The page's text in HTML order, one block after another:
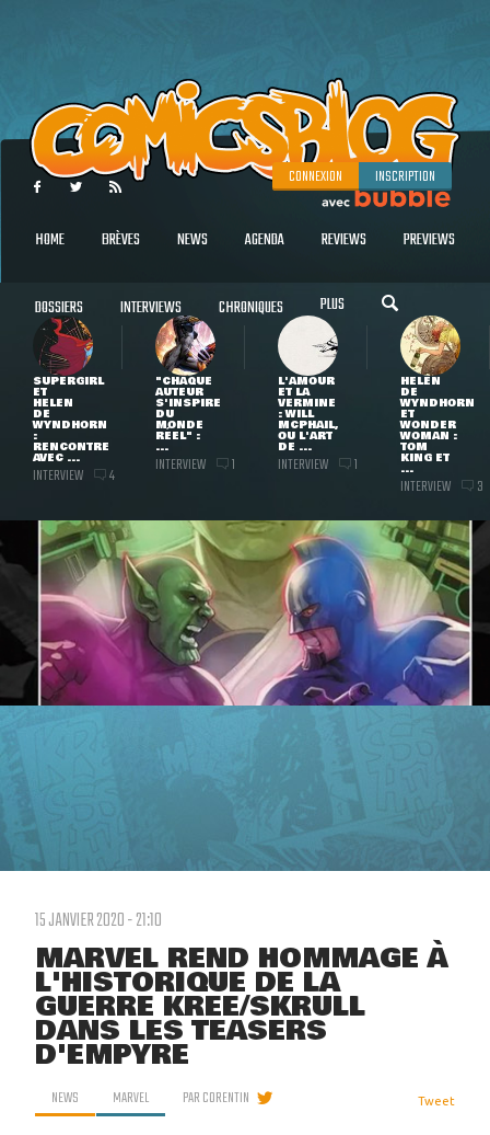
CONNEXION INSCRIPTION
HOME BRÈVES NEWS AGENDA REVIEWS PREVIEWS
DOSSIERS INTERVIEWS CHRONIQUES PLUS
SUPERGIRL
ET
HELEN
DE
WYNDHORN
:
RENCONTRE
AVEC ...
INTERVIEW 4
"CHAQUE
AUTEUR
S'INSPIRE
DU
MONDE
RÉEL" :
...
INTERVIEW 1
L'AMOUR
ET LA
VERMINE
: WILL
MCPHAIL,
OU L'ART
DE ...
INTERVIEW 1
HELEN
DE
WYNDHORN
ET
WONDER
WOMAN :
TOM
KING ET
...
INTERVIEW 3
15 JANVIER 2020 - 21:10
MARVEL REND HOMMAGE À
L'HISTORIQUE DE LA
GUERRE KREE/SKRULL
DANS LES TEASERS
D'EMPYRE
NEWS MARVEL PARCORENTIN Tweet